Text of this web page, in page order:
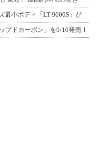
最小ボディ「LT-9000S」が
プドカーボン」を9/10発売！